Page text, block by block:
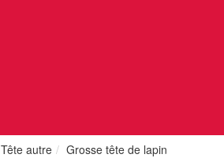
Tête autre Grosse tête de lapin